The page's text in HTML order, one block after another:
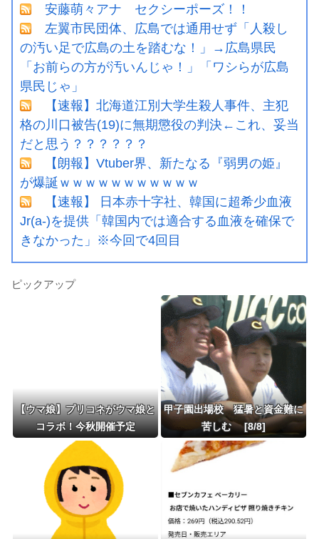
安藤萌々アナ セクシーポーズ！！
左翼市民団体、広島では通用せず「人殺し
の汚い足で広島の土を踏むな！」→広島県民
「お前らの方が汚いんじゃ！」「ワシらが広島
県民じゃ」
【速報】北海道江別大学生殺人事件、主犯
格の川口被告(19)に無期懲役の判決←これ、妥当
だと思う？？？？？？
【朗報】Vtuber界、新たなる『弱男の姫』
が爆誕ｗｗｗｗｗｗｗｗｗｗｗ
【速報】 日本赤十字社、韓国に超希少血液
Jr(a-)を提供「韓国内では適合する血液を確保で
きなかった」※今回で4回目
ピックアップ
【ウマ娘】プリコネがウマ娘と
コラボ！今秋開催予定
甲子園出場校 猛暑と資金難に
苦しむ [8/8]